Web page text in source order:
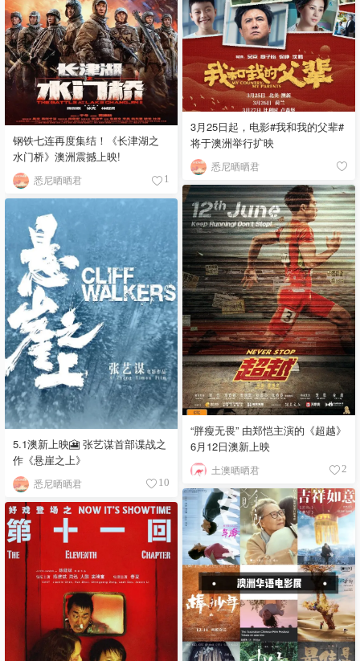
3月25日起，电影#我和我的父辈#
将于澳洲举行扩映
悉尼晒晒君
钢铁七连再度集结！《长津湖之
水门桥》澳洲震撼上映!
悉尼晒晒君 1
“胖瘦无畏” 由郑恺主演的《超越》
6月12日澳新上映
土澳晒晒君 2
5.1澳新上映🎦 张艺谋首部谍战之
作《悬崖之上》
悉尼晒晒君 10